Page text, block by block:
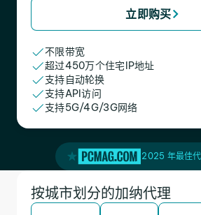
立即购买
不限带宽
超过450万个住宅IP地址
支持自动轮换
支持API访问
支持5G/4G/3G网络
2025 年最佳
按城市划分的加纳代理